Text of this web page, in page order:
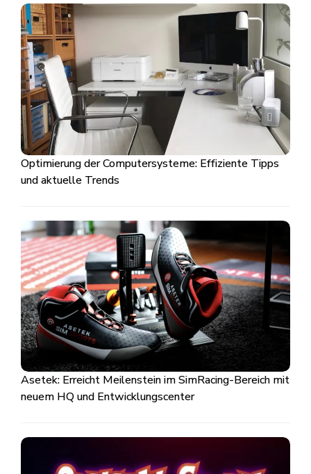
Optimierung der Computersysteme: Effiziente Tipps
und aktuelle Trends
Asetek: Erreicht Meilenstein im SimRacing-Bereich mit
neuem HQ und Entwicklungscenter